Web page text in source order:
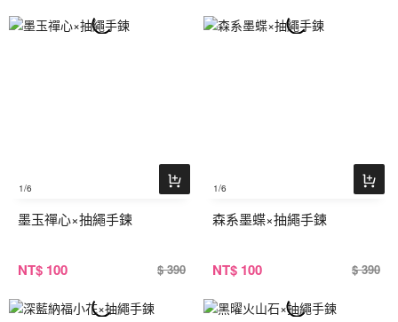
1/6
墨玉禪心×抽繩手鍊
NT$ 100 $ 390
1/6
森系墨蝶×抽繩手鍊
NT$ 100 $ 390